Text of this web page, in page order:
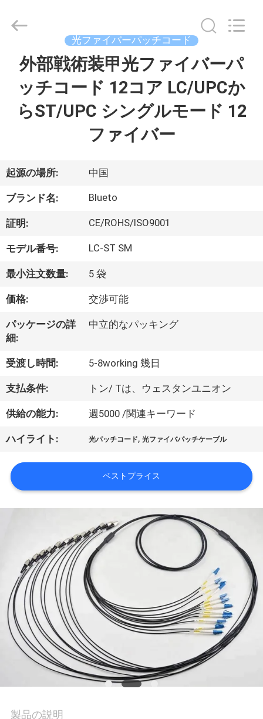
ク
ト
私
達
つ
い
て
工
場
旅
行
品
理
私
達
連
2019
Electronics&Communication
Reserved.
光ファイバーパッチコード
外部戦術装甲光ファイバーパ
ッチコード 12コア LC/UPCか
らST/UPC シングルモード 12
ファイバー
起源の場所: 中国
ブランド名: Blueto
証明: CE/ROHS/ISO9001
モデル番号: LC-ST SM
最小注文数量: 5 袋
価格: 交渉可能
パッケージの詳
細:
中立的なパッキング
受渡し時間: 5-8working 幾日
支払条件: トン/ Tは、ウェスタンユニオン
供給の能力: 週5000 /関連キーワード
ハイライト: 光パッチコード,光ファイバパッチケーブル
ベストプライス
製品の説明